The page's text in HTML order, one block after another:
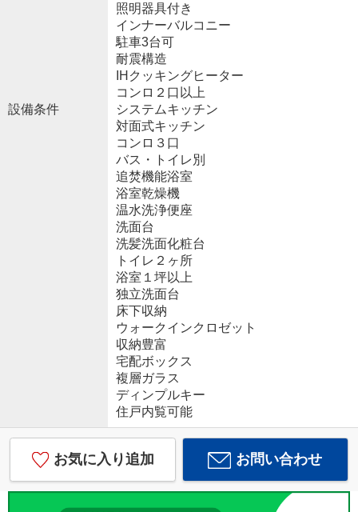
設備条件
照明器具付き
インナーバルコニー
駐車3台可
耐震構造
IHクッキングヒーター
コンロ２口以上
システムキッチン
対面式キッチン
コンロ３口
バス・トイレ別
追焚機能浴室
浴室乾燥機
温水洗浄便座
洗面台
洗髪洗面化粧台
トイレ２ヶ所
浴室１坪以上
独立洗面台
床下収納
ウォークインクロゼット
収納豊富
宅配ボックス
複層ガラス
ディンプルキー
住戸内覧可能
お気に入り追加 お問い合わせ